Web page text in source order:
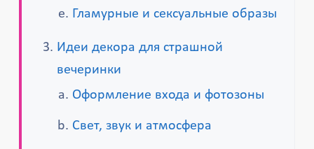
Гламурные и сексуальные образы
Идеи декора для страшной
вечеринки
Оформление входа и фотозоны
Свет, звук и атмосфера